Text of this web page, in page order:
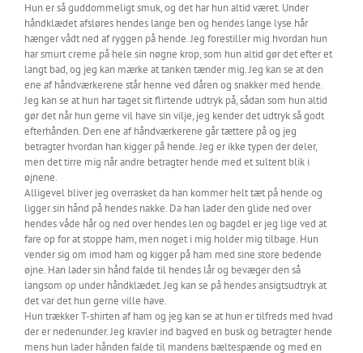
Hun er så guddommeligt smuk, og det har hun altid været. Under
håndklædet afsløres hendes lange ben og hendes lange lyse hår
hænger vådt ned af ryggen på hende. Jeg forestiller mig hvordan hun
har smurt creme på hele sin nøgne krop, som hun altid gør det efter et
langt bad, og jeg kan mærke at tanken tænder mig. Jeg kan se at den
ene af håndværkerene står henne ved dåren og snakker med hende.
Jeg kan se at hun har taget sit flirtende udtryk på, sådan som hun altid
gør det når hun gerne vil have sin vilje, jeg kender det udtryk så godt
efterhånden. Den ene af håndværkerene går tættere på og jeg
betragter hvordan han kigger på hende. Jeg er ikke typen der deler,
men det tirre mig når andre betragter hende med et sultent blik i
øjnene.
Alligevel bliver jeg overrasket da han kommer helt tæt på hende og
ligger sin hånd på hendes nakke. Da han lader den glide ned over
hendes våde hår og ned over hendes len og bagdel er jeg lige ved at
fare op for at stoppe ham, men noget i mig holder mig tilbage. Hun
vender sig om imod ham og kigger på ham med sine store bedende
øjne. Han lader sin hånd falde til hendes lår og bevæger den så
langsom op under håndklædet. Jeg kan se på hendes ansigtsudtryk at
det var det hun gerne ville have.
Hun trækker T-shirten af ham og jeg kan se at hun er tilfreds med hvad
der er nedenunder. Jeg kravler ind bagved en busk og betragter hende
mens hun lader hånden falde til mandens bæltespænde og med en